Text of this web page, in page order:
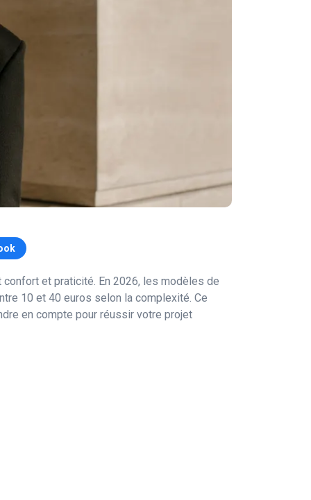
et praticité. En 2026, les modèles de
10 et 40 euros selon la complexité. Ce
en compte pour réussir votre projet